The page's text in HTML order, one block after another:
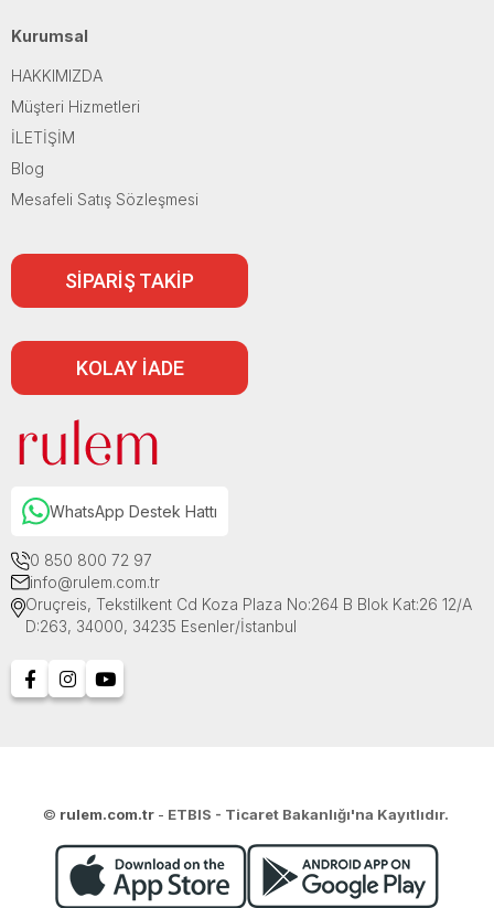
Kurumsal
HAKKIMIZDA
Müşteri Hizmetleri
İLETİŞİM
Blog
Mesafeli Satış Sözleşmesi
SİPARİŞ TAKİP
KOLAY İADE
WhatsApp Destek Hattı
0 850 800 72 97
info@rulem.com.tr
Oruçreis, Tekstilkent Cd Koza Plaza No:264 B Blok Kat:26 12/A
D:263, 34000, 34235 Esenler/İstanbul
© rulem.com.tr - ETBIS - Ticaret Bakanlığı'na Kayıtlıdır.